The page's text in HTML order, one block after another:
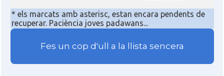
* els marcats amb asterisc, estan encara pendents de
recuperar. Paciència joves padawans...
Fes un cop d'ull a la llista sencera